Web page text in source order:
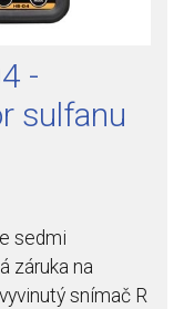
-
sulfanu
sedmi
záruka na
snímač R